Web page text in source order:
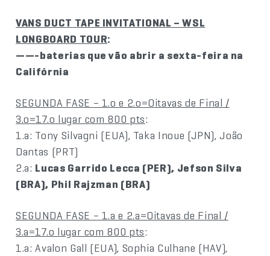
VANS DUCT TAPE INVITATIONAL – WSL
LONGBOARD TOUR:
——-baterias que vão abrir a sexta-feira na
Califórnia
SEGUNDA FASE – 1.o e 2.o=Oitavas de Final /
3.o=17.o lugar com 800 pts:
1.a: Tony Silvagni (EUA), Taka Inoue (JPN), João
Dantas (PRT)
2.a: Lucas Garrido Lecca (PER), Jefson Silva
(BRA), Phil Rajzman (BRA)
SEGUNDA FASE – 1.a e 2.a=Oitavas de Final /
3.a=17.o lugar com 800 pts:
1.a: Avalon Gall (EUA), Sophia Culhane (HAV),